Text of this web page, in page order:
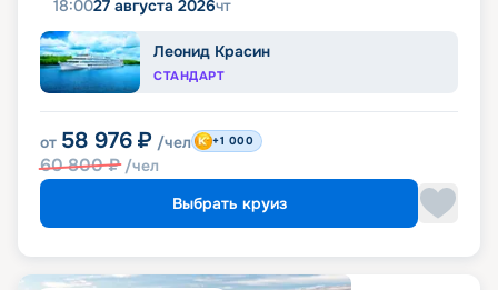
18:0027 августа 2026чт
Леонид Красин
СТАНДАРТ
от 58 976 ₽ /чел
60 800₽ /чел
+1 000
Выбрать круиз